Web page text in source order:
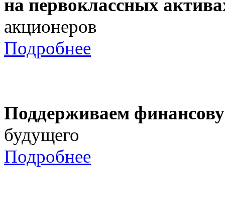
на первоклассных
акционеров
Подробнее
Поддерживаем
будущего
Подробнее